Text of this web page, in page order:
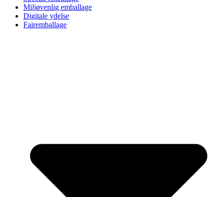
Miljøvenlig emballage
Digitale ydelse
Fairemballage